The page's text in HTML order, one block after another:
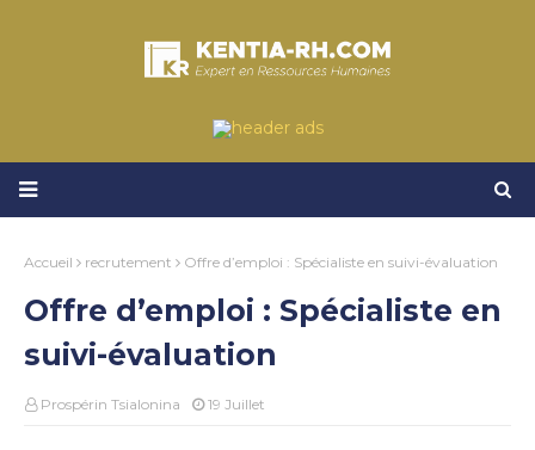
Accueil recrutement Offre d’emploi : Spécialiste en suivi-évaluation
Offre d’emploi : Spécialiste en
suivi-évaluation
Prospérin Tsialonina 19 Juillet